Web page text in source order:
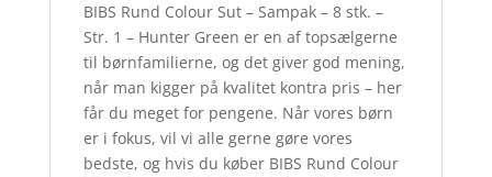
BIBS Rund Colour Sut – Sampak – 8 stk. –
Str. 1 – Hunter Green er en af topsælgerne
til børnfamilierne, og det giver god mening,
når man kigger på kvalitet kontra pris – her
får du meget for pengene. Når vores børn
er i fokus, vil vi alle gerne gøre vores
bedste, og hvis du køber BIBS Rund Colour